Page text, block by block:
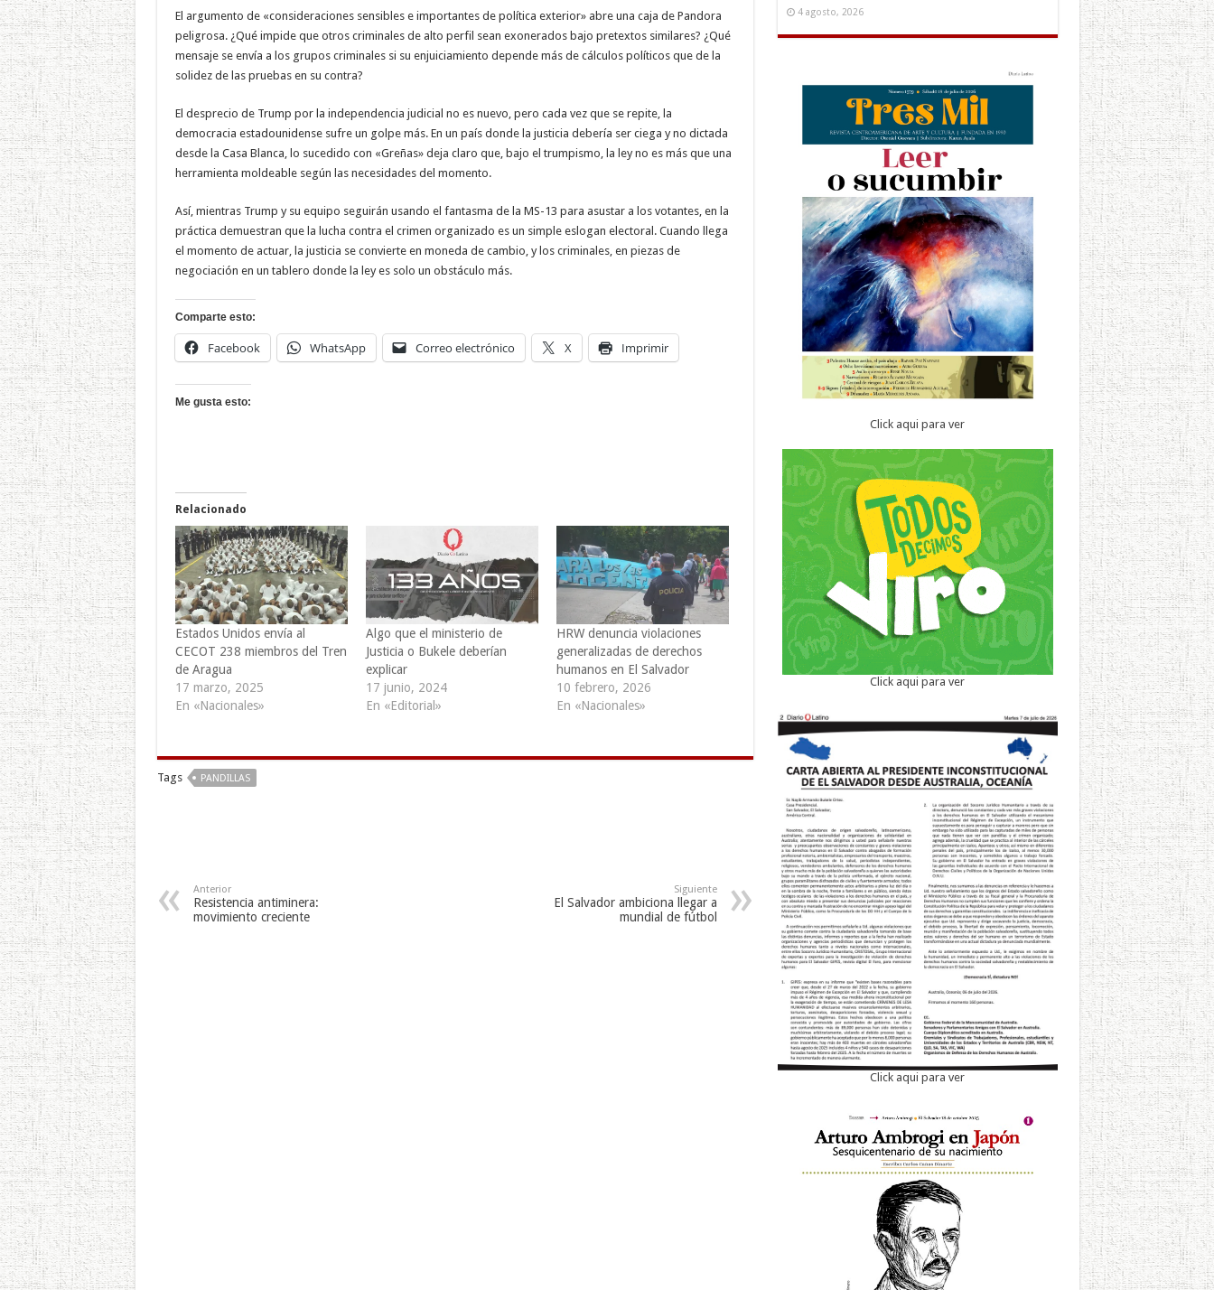
El argumento de «consideraciones sensibles e importantes de política exterior» abre una caja de Pandora
peligrosa. ¿Qué impide que otros criminales de alto perfil sean exonerados bajo pretextos similares? ¿Qué
mensaje se envía a los grupos criminales si su enjuiciamiento depende más de cálculos políticos que de la
solidez de las pruebas en su contra?
El desprecio de Trump por la independencia judicial no es nuevo, pero cada vez que se repite, la
democracia estadounidense sufre un golpe más. En un país donde la justicia debería ser ciega y no dictada
desde la Casa Blanca, lo sucedido con «Greñas» deja claro que, bajo el trumpismo, la ley no es más que una
herramienta moldeable según las necesidades del momento.
Así, mientras Trump y su equipo seguirán usando el fantasma de la MS-13 para asustar a los votantes, en la
práctica demuestran que la lucha contra el crimen organizado es un simple eslogan electoral. Cuando llega
el momento de actuar, la justicia se convierte en moneda de cambio, y los criminales, en piezas de
negociación en un tablero donde la ley es solo un obstáculo más.
Comparte esto:
Facebook WhatsApp Correo electrónico X Imprimir
Me gusta esto:
Relacionado
Estados Unidos envía al
CECOT 238 miembros del Tren
de Aragua
17 marzo, 2025
En «Nacionales»
Algo que el ministerio de
Justicia o Bukele deberían
explicar
17 junio, 2024
En «Editorial»
HRW denuncia violaciones
generalizadas de derechos
humanos en El Salvador
10 febrero, 2026
En «Nacionales»
Tags PANDILLAS
Anterior
Resistencia antiminera:
movimiento creciente
Siguiente
El Salvador ambiciona llegar a
mundial de fútbol
4 agosto, 2026
Click aqui para ver
Click aqui para ver
Click aqui para ver